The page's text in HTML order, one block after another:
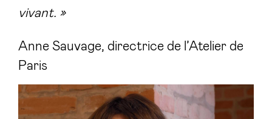
vivant. »
Anne Sauvage, directrice de l’Atelier de
Paris